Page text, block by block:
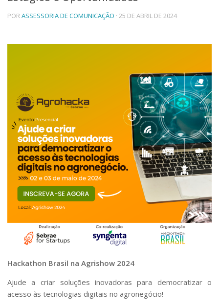
Pessoas
Pesquisa e Inovação
Linhas de Pesquisa
Centros, Núcleos e Projetos em Rede
Pós-doutorado
Iniciação Científica
Transferência de Tecnologia
Empresas Juniores
Extensão à Comunidade
Projetos, Programas e Cursos
Artes, Cultura e Esportes
Museus e Espaços Interativos
Serviços
Bibliotecas
Apoio ao Estudante
Segurança, Trânsito e Prevenção
RH, Administrativo e Financeiro
Outros serviços
Comunicação
PORASSESSORIA DE COMUNICAÇÃO · 25 DE ABRIL DE 2024
Hackathon Brasil na Agrishow 2024
Ajude a criar soluções inovadoras para democratizar o
acesso às tecnologias digitais no agronegócio!